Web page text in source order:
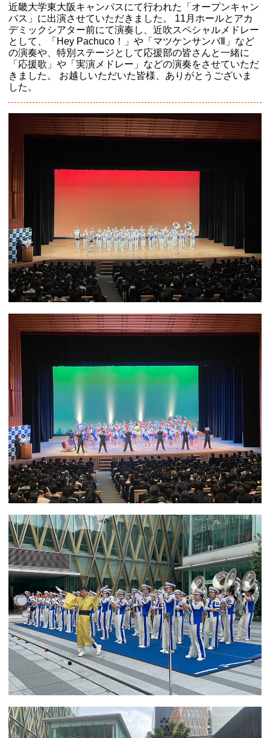
近畿大学東大阪キャンパスにて行われた「オープンキャン
パス」に出演させていただきました。 11月ホールとアカ
デミックシアター前にて演奏し、近吹スペシャルメドレー
として、「Hey Pachuco！」や「マツケンサンバⅡ」など
の演奏や、特別ステージとして応援部の皆さんと一緒に
「応援歌」や「実演メドレー」などの演奏をさせていただ
きました。 お越しいただいた皆様、ありがとうございま
した。